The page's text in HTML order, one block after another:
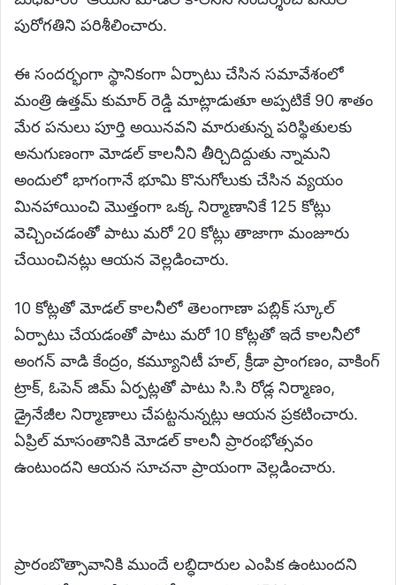
పురోగతిని పరిశీలించారు.
ఈ సందర్భంగా స్థానికంగా ఏర్పాటు చేసిన సమావేశంలో
మంత్రి ఉత్తమ్ కుమార్ రెడ్డి మాట్లాడుతూ అప్పటికే 90 శాతం
మేర పనులు పూర్తి అయినవని మారుతున్న పరిస్థితులకు
అనుగుణంగా మోడల్ కాలనీని తీర్చిదిద్దుతు న్నామని
అందులో భాగంగానే భూమి కొనుగోలుకు చేసిన వ్యయం
మినహాయించి మొత్తంగా ఒక్క నిర్మాణానికే 125 కోట్లు
వెచ్చించడంతో పాటు మరో 20 కోట్లు తాజాగా మంజూరు
చేయించినట్లు ఆయన వెల్లడించారు.
10 కోట్లతో మోడల్ కాలనీలో తెలంగాణా పబ్లిక్ స్కూల్
ఏర్పాటు చేయడంతో పాటు మరో 10 కోట్లతో ఇదే కాలనీలో
అంగన్ వాడి కేంద్రం, కమ్యూనిటీ హల్, క్రీడా ప్రాంగణం, వాకింగ్
ట్రాక్, ఓపెన్ జిమ్ ఏర్పట్లతో పాటు సి.సి రోడ్ల నిర్మాణం,
డ్రైనేజీల నిర్మాణాలు చేపట్టనున్నట్లు ఆయన ప్రకటించారు.
ఏప్రిల్ మాసంతానికి మోడల్ కాలనీ ప్రారంభోత్సవం
ఉంటుందని ఆయన సూచనా ప్రాయంగా వెల్లడించారు.
ప్రారంబొత్సావానికి ముందే లబ్ధిదారుల ఎంపిక ఉంటుందని